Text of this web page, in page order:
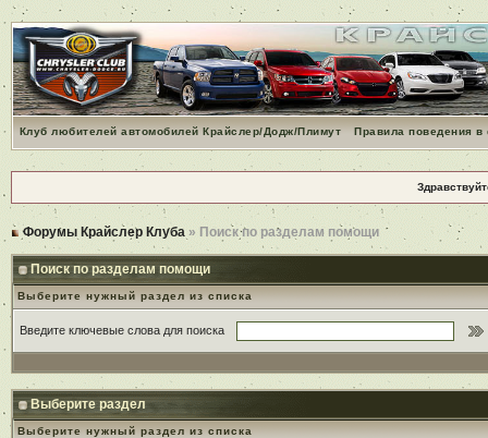
Клуб любителей автомобилей Крайслер/Додж/Плимут Правила поведения
Форумы Крайслер Клуба » Поиск по разделам помощи
Поиск по разделам помощи
Выберите нужный раздел из списка
Введите ключевые слова для поиска
Выберите раздел
Выберите нужный раздел из списка